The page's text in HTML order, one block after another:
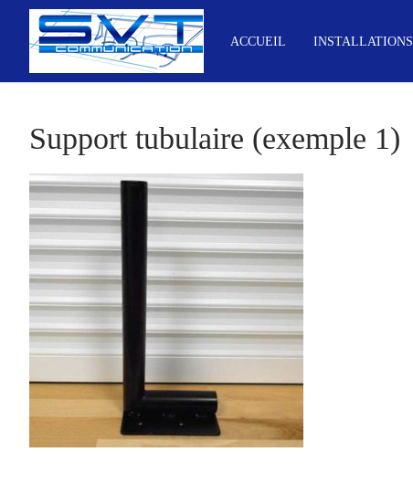
contenu
ACCUEIL INSTALLATIONS
Support tubulaire (exemple 1)